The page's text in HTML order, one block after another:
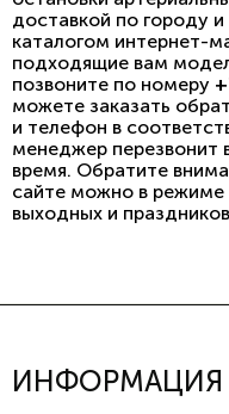
доставкой по городу
каталогом интернет-
подходящие вам
позвоните по номеру
можете заказать
и телефон в
менеджер перезвонит
время. Обратите
сайте можно в режиме
выходных и
ИНФОРМАЦИЯ